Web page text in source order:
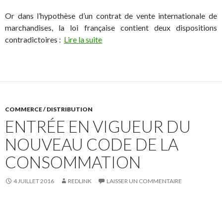
Or dans l’hypothèse d’un contrat de vente internationale de
marchandises, la loi française contient deux dispositions
contradictoires : Lire la suite
COMMERCE / DISTRIBUTION
ENTRÉE EN VIGUEUR DU
NOUVEAU CODE DE LA
CONSOMMATION
4 JUILLET 2016 REDLINK LAISSER UN COMMENTAIRE